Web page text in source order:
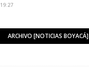
19:27
ARCHIVO [NOTICIAS BOYACÁ]